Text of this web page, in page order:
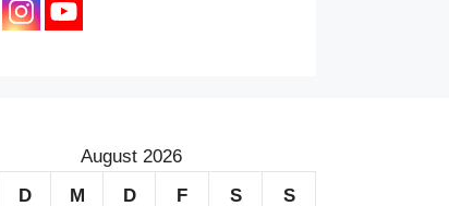
August 2026
D M D F S S